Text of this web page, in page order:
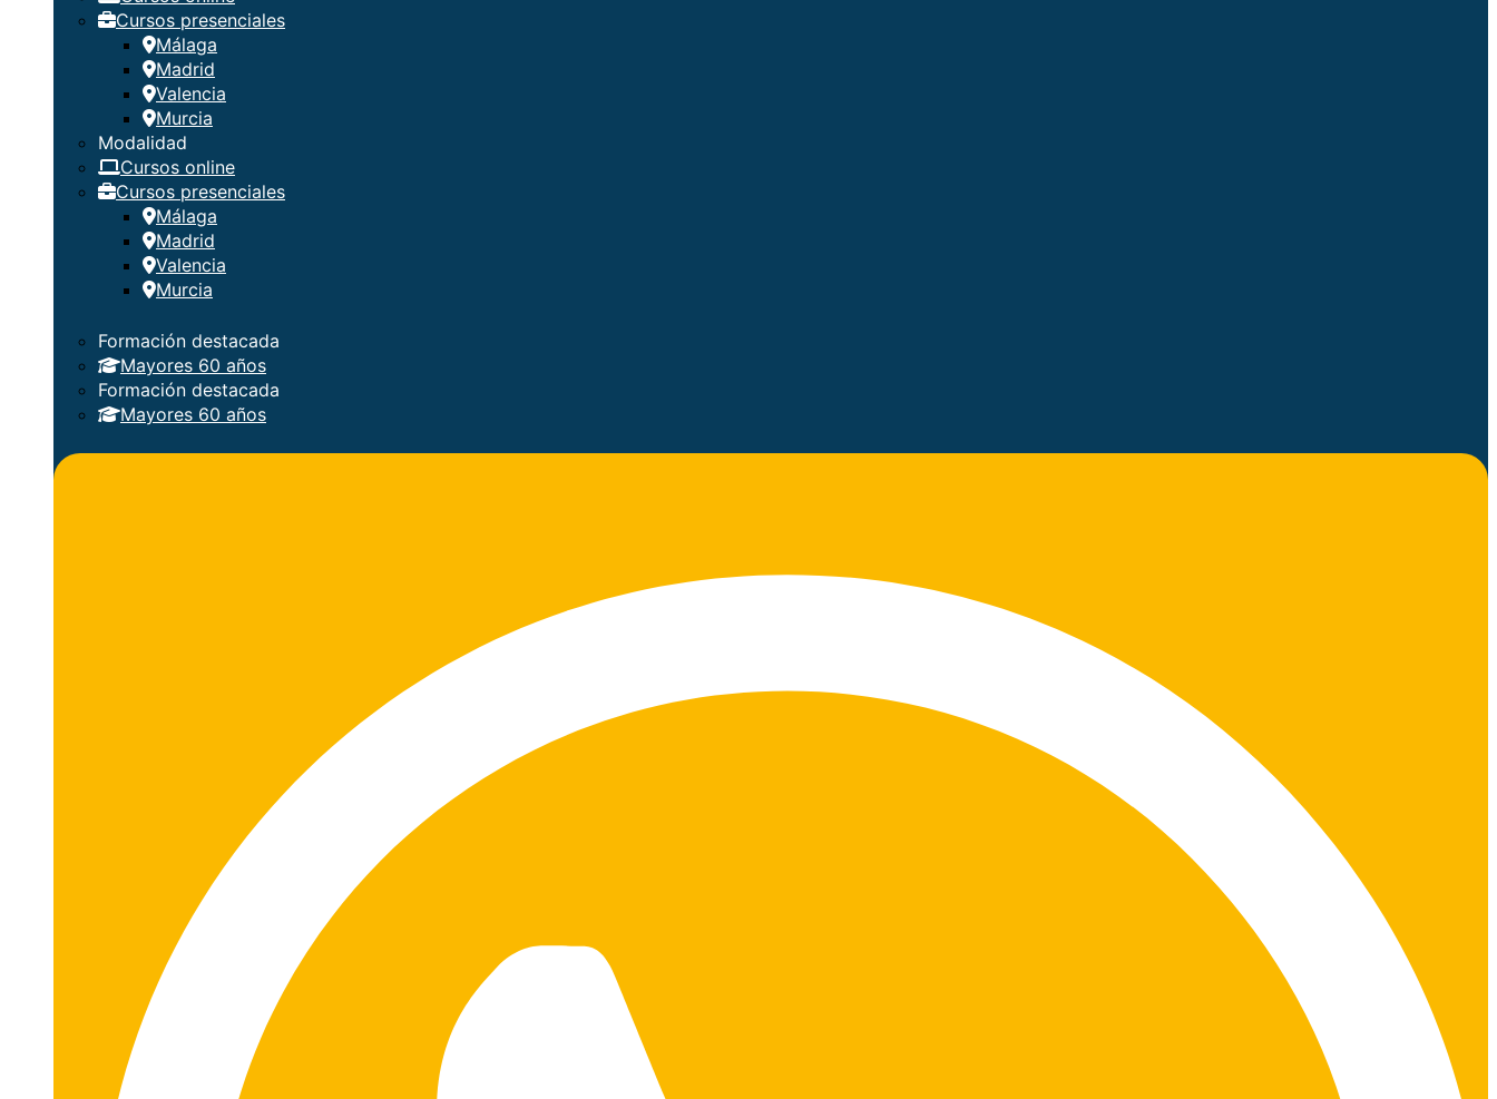
Cursos presenciales
Málaga
Madrid
Valencia
Murcia
Modalidad
Cursos online
Cursos presenciales
Málaga
Madrid
Valencia
Murcia
Formación destacada
Mayores 60 años
Formación destacada
Mayores 60 años